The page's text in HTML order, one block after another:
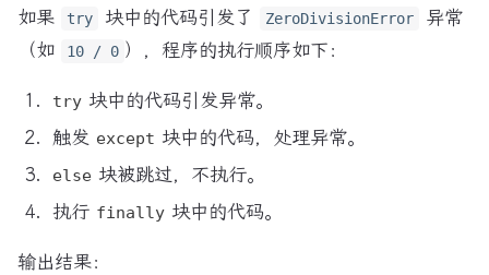
如果 try 块中的代码引发了 ZeroDivisionError
异常
（如
10 / 0 ），程序的执行顺序如下：
try 块中的代码引发异常。
触发 except 块中的代码，处理异常。
else 块被跳过，不执行。
执行 finally 块中的代码。
输出结果：